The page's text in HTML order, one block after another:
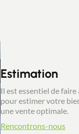
Estimation
Il est essentiel de
pour estimer votre
une vente optimale.
Rencontrons-nous